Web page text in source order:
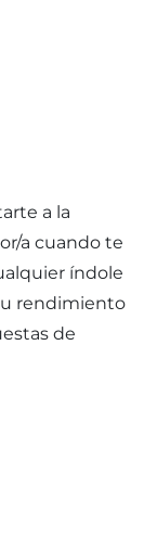
a la
a cuando te
índole
rendimiento
de